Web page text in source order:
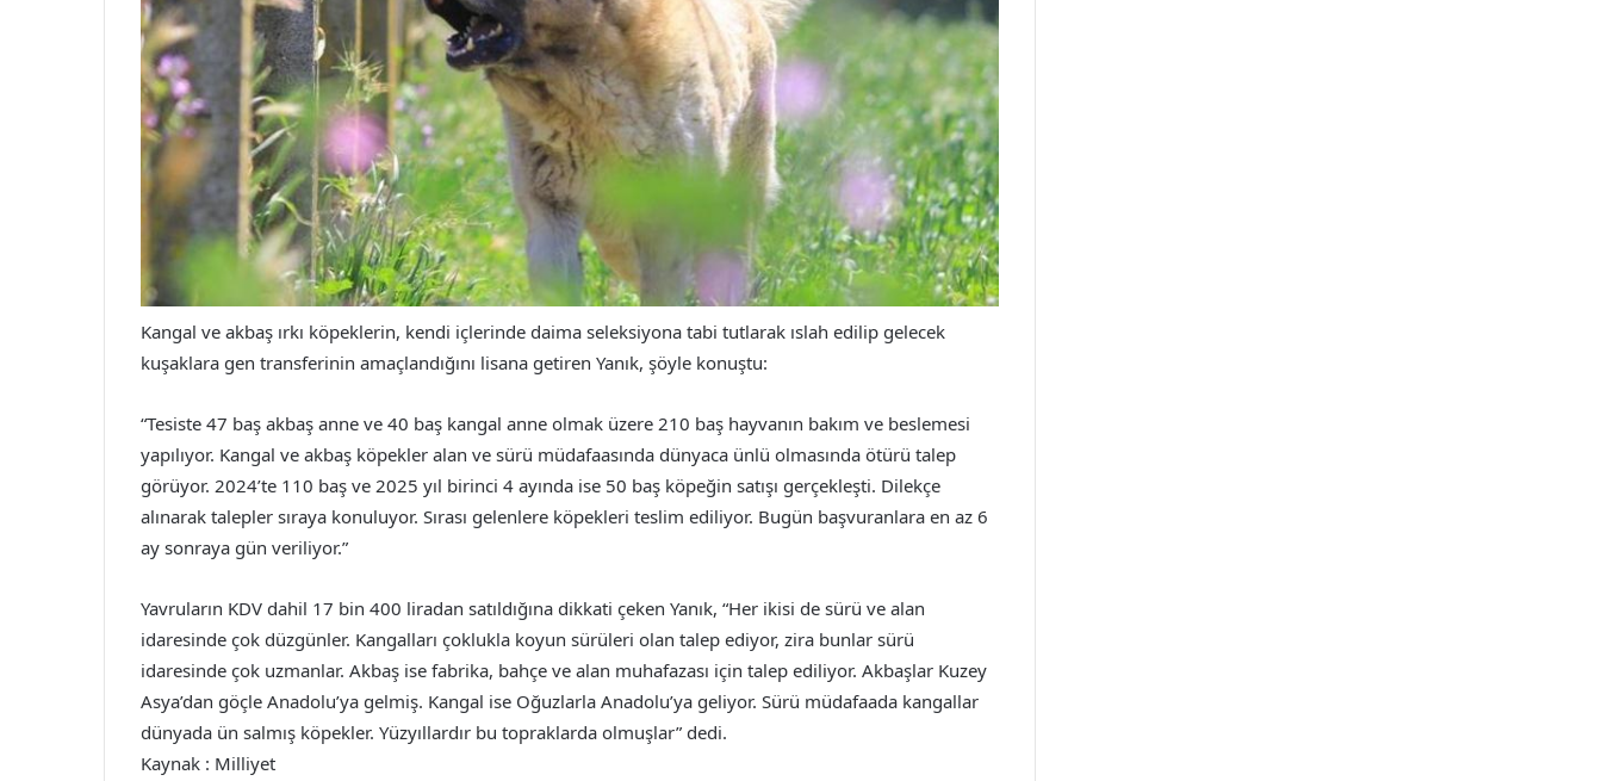
Kangal ve akbaş ırkı köpeklerin, kendi içlerinde daima seleksiyona tabi tutlarak ıslah edilip gelecek
kuşaklara gen transferinin amaçlandığını lisana getiren Yanık, şöyle konuştu:
“Tesiste 47 baş akbaş anne ve 40 baş kangal anne olmak üzere 210 baş hayvanın bakım ve beslemesi
yapılıyor. Kangal ve akbaş köpekler alan ve sürü müdafaasında dünyaca ünlü olmasında ötürü talep
görüyor. 2024’te 110 baş ve 2025 yıl birinci 4 ayında ise 50 baş köpeğin satışı gerçekleşti. Dilekçe
alınarak talepler sıraya konuluyor. Sırası gelenlere köpekleri teslim ediliyor. Bugün başvuranlara en az 6
ay sonraya gün veriliyor.”
Yavruların KDV dahil 17 bin 400 liradan satıldığına dikkati çeken Yanık, “Her ikisi de sürü ve alan
idaresinde çok düzgünler. Kangalları çoklukla koyun sürüleri olan talep ediyor, zira bunlar sürü
idaresinde çok uzmanlar. Akbaş ise fabrika, bahçe ve alan muhafazası için talep ediliyor. Akbaşlar Kuzey
Asya’dan göçle Anadolu’ya gelmiş. Kangal ise Oğuzlarla Anadolu’ya geliyor. Sürü müdafaada kangallar
dünyada ün salmış köpekler. Yüzyıllardır bu topraklarda olmuşlar” dedi.
Kaynak : Milliyet